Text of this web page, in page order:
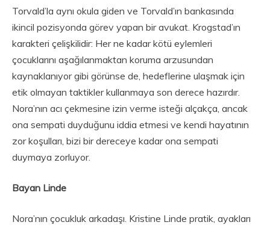
Torvald’la aynı okula giden ve Torvald’ın bankasında
ikincil pozisyonda görev yapan bir avukat. Krogstad’ın
karakteri çelişkilidir: Her ne kadar kötü eylemleri
çocuklarını aşağılanmaktan koruma arzusundan
kaynaklanıyor gibi görünse de, hedeflerine ulaşmak için
etik olmayan taktikler kullanmaya son derece hazırdır.
Nora’nın acı çekmesine izin verme isteği alçakça, ancak
ona sempati duyduğunu iddia etmesi ve kendi hayatının
zor koşulları, bizi bir dereceye kadar ona sempati
duymaya zorluyor.
Bayan Linde
Nora’nın çocukluk arkadaşı. Kristine Linde pratik, ayakları